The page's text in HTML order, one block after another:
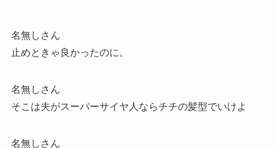
名無しさん
止めときゃ良かったのに。
名無しさん
そこは夫がスーパーサイヤ人ならチチの髪型でいけよ
名無しさん